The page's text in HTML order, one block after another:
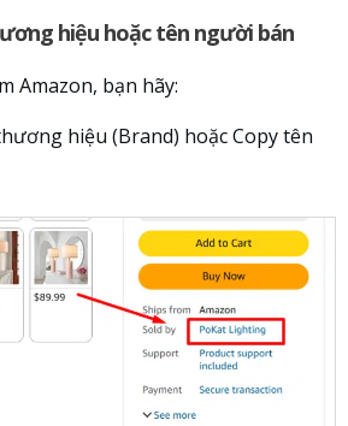
hiệu hoặc tên người bán
Amazon, bạn hãy:
hiệu (Brand) hoặc Copy tên